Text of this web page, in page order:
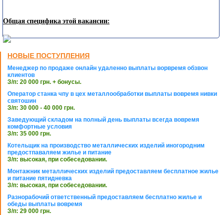
Общая специфика этой вакансии:
НОВЫЕ ПОСТУПЛЕНИЯ
Менеджер по продаже онлайн удаленно выплаты ворвремя обзвон
клиентов
З/п: 20 000 грн. + бонусы.
Оператор станка чпу в цех металлообработки выплаты вовремя нивки
святошин
З/п: 30 000 - 40 000 грн.
Заведующий складом на полный день выплаты всегда вовремя
комфортные условия
З/п: 35 000 грн.
Котельщик на производство металлических изделий иногородним
предостпаваляем жилье и питание
З/п: высокая, при собеседовании.
Монтажник металлических изделий предоставляем бесплатное жилье
и питание пятидневка
З/п: высокая, при собеседовании.
Разнорабочий ответственный предоставляем бесплатно жилье и
обеды выплаты вовремя
З/п: 29 000 грн.